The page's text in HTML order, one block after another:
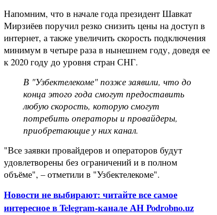
Напомним, что в начале года президент Шавкат
Мирзиёев поручил резко снизить цены на доступ в
интернет, а также увеличить скорость подключения
минимум в четыре раза в нынешнем году, доведя ее
к 2020 году до уровня стран СНГ.
В "Узбектелекоме" позже заявили, что до
конца этого года смогут предоставить
любую скорость, которую смогут
потребить операторы и провайдеры,
приобретающие у них канал.
"Все заявки провайдеров и операторов будут
удовлетворены без ограничений и в полном
объёме", – отметили в "Узбектелекоме".
Новости не выбирают: читайте все самое
интересное в Telegram-канале АН Podrobno.uz